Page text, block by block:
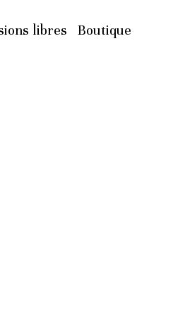
libres
Boutique